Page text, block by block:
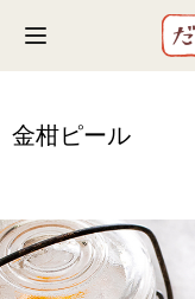
Toggle navigation
金柑ピール